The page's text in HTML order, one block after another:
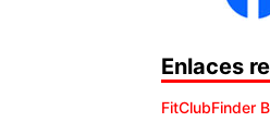
Enlaces
FitClubFinder